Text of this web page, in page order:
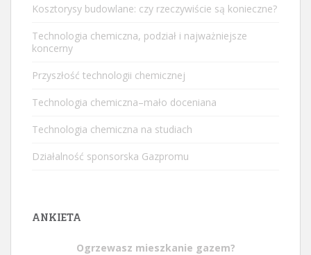
Kosztorysy budowlane: czy rzeczywiście są konieczne?
Technologia chemiczna, podział i najważniejsze
koncerny
Przyszłość technologii chemicznej
Technologia chemiczna–mało doceniana
Technologia chemiczna na studiach
Działalność sponsorska Gazpromu
ANKIETA
Ogrzewasz mieszkanie gazem?